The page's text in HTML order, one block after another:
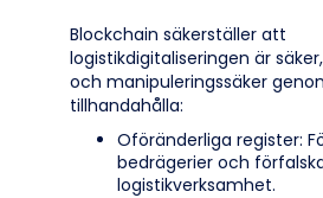
Blockchain säkerställer att
logistikdigitaliseringen är
och manipuleringssäker
tillhandahålla:
Oföränderliga register:
bedrägerier och
logistikverksamhet.